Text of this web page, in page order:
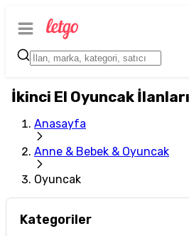
İkinci El Oyuncak
Anasayfa
Anne & Bebek & Oyuncak
Oyuncak
Kategoriler